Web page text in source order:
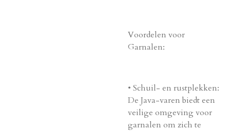
Voordelen voor
Garnalen:
• Schuil- en rustplekken:
De Java-varen biedt een
veilige omgeving voor
garnalen om zich te